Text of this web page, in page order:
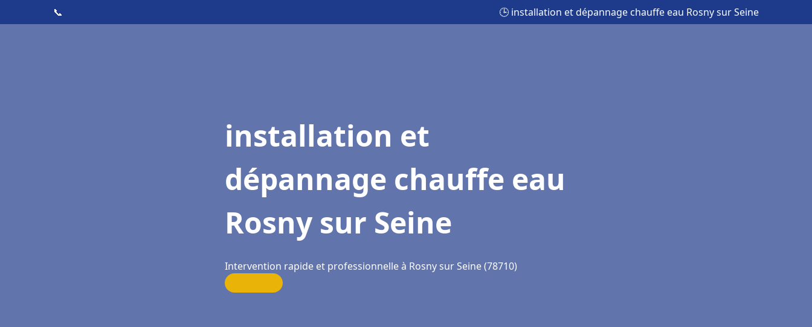
📞 🕒 installation et dépannage chauffe eau Rosny sur Seine
installation et
dépannage chauffe eau
Rosny sur Seine
Intervention rapide et professionnelle à Rosny sur Seine (78710)